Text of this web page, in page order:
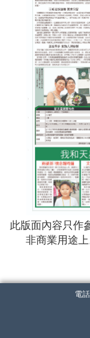
此版面內容只作
非商業用途
電